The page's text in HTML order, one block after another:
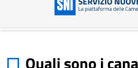
Quali sono i